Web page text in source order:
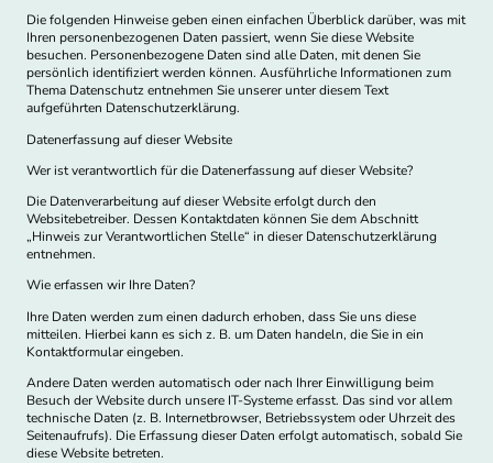
Die folgenden Hinweise geben einen einfachen Überblick darüber, was mit
Ihren personenbezogenen Daten passiert, wenn Sie diese Website
besuchen. Personenbezogene Daten sind alle Daten, mit denen Sie
persönlich identifiziert werden können. Ausführliche Informationen zum
Thema Datenschutz entnehmen Sie unserer unter diesem Text
aufgeführten Datenschutzerklärung.
Datenerfassung auf dieser Website
Wer ist verantwortlich für die Datenerfassung auf dieser Website?
Die Datenverarbeitung auf dieser Website erfolgt durch den
Websitebetreiber. Dessen Kontaktdaten können Sie dem Abschnitt
„Hinweis zur Verantwortlichen Stelle“ in dieser Datenschutzerklärung
entnehmen.
Wie erfassen wir Ihre Daten?
Ihre Daten werden zum einen dadurch erhoben, dass Sie uns diese
mitteilen. Hierbei kann es sich z. B. um Daten handeln, die Sie in ein
Kontaktformular eingeben.
Andere Daten werden automatisch oder nach Ihrer Einwilligung beim
Besuch der Website durch unsere IT-Systeme erfasst. Das sind vor allem
technische Daten (z. B. Internetbrowser, Betriebssystem oder Uhrzeit des
Seitenaufrufs). Die Erfassung dieser Daten erfolgt automatisch, sobald Sie
diese Website betreten.